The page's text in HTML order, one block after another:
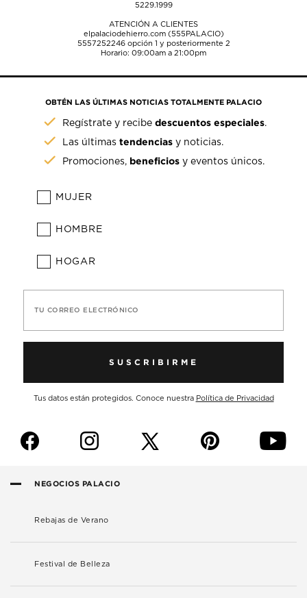
5229.1999
ATENCIÓN A CLIENTES
elpalaciodehierro.com (555PALACIO)
5557252246opción 1 y posteriormente 2
Horario: 09:00am a 21:00pm
OBTÉN LAS ÚLTIMAS NOTICIAS TOTALMENTE PALACIO
Regístrate y recibedescuentos especiales.
Las últimastendencias y noticias.
Promociones, beneficios y eventos únicos.
MUJER
HOMBRE
HOGAR
TU CORREO ELECTRÓNICO
SUSCRIBIRME
Tus datos están protegidos. Conoce nuestra Política de Privacidad
f i p y
NEGOCIOS PALACIO
Rebajas de Verano
Festival de Belleza